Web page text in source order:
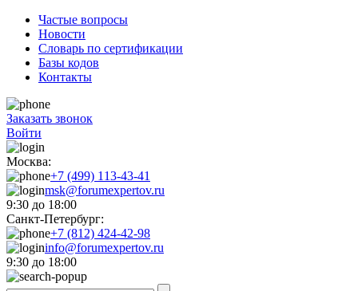
Частые вопросы
Новости
Словарь по сертификации
Базы кодов
Контакты
Заказать звонок
Войти
Москва:
+7 (499) 113-43-41
msk@forumexpertov.ru
9:30 до 18:00
Санкт-Петербург:
+7 (812) 424-42-98
info@forumexpertov.ru
9:30 до 18:00